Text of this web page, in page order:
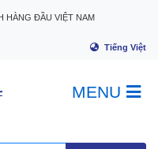
HÀNG ĐẦU VIỆT NAM
Tiếng Việt
MENU